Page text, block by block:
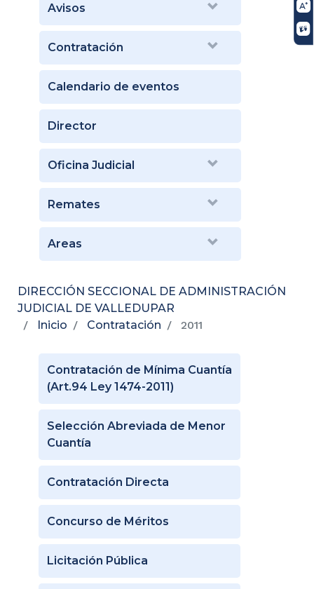
Avisos
Contratación
Calendario de eventos
Director
Oficina Judicial
Remates
Areas
DIRECCIÓN SECCIONAL DE ADMINISTRACIÓN
JUDICIAL DE VALLEDUPAR
Inicio
Contratación 2011
Contratación de Mínima Cuantía
(Art.94 Ley 1474-2011)
Selección Abreviada de Menor
Cuantía
Contratación Directa
Concurso de Méritos
Licitación Pública